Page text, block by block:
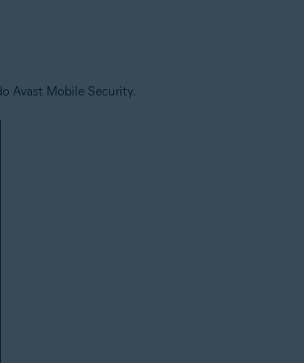
Avast Mobile Security.